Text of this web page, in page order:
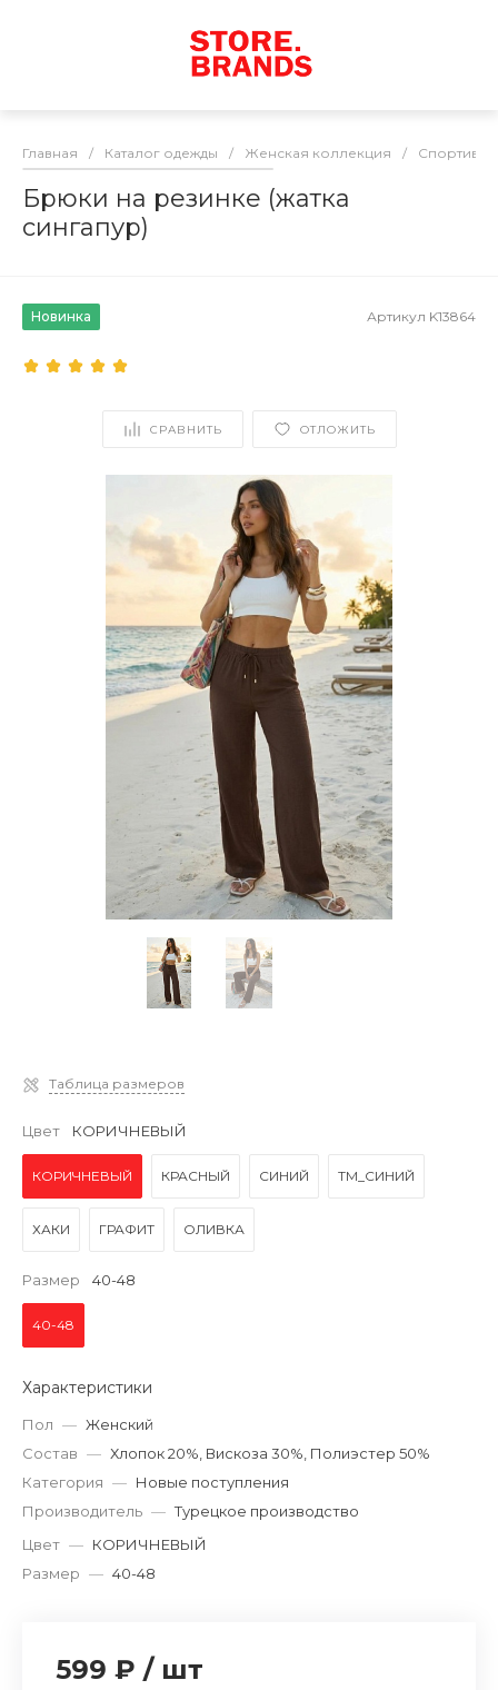
Главная / Каталог одежды / Женская коллекция /
Брюки на резинке (жатка
сингапур)
Новинка Артикул K13864
СРАВНИТЬ ОТЛОЖИТЬ
Таблица размеров
Цвет КОРИЧНЕВЫЙ
КОРИЧНЕВЫЙ КРАСНЫЙ СИНИЙ ТМ_СИНИЙ
ХАКИ ГРАФИТ ОЛИВКА
Размер 40-48
40-48
Характеристики
Пол — Женский
Состав — Хлопок 20%, Вискоза 30%, Полиэстер 50%
Категория — Новые поступления
Производитель — Турецкое производство
Цвет — КОРИЧНЕВЫЙ
Размер — 40-48
599 ₽ / шт